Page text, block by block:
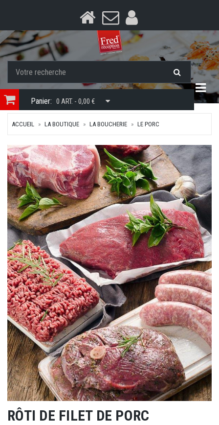
Panier: 0 ART. - 0,00 €
ACCUEIL LA BOUTIQUE LA BOUCHERIE LE PORC
RÔTI DE FILET DE PORC